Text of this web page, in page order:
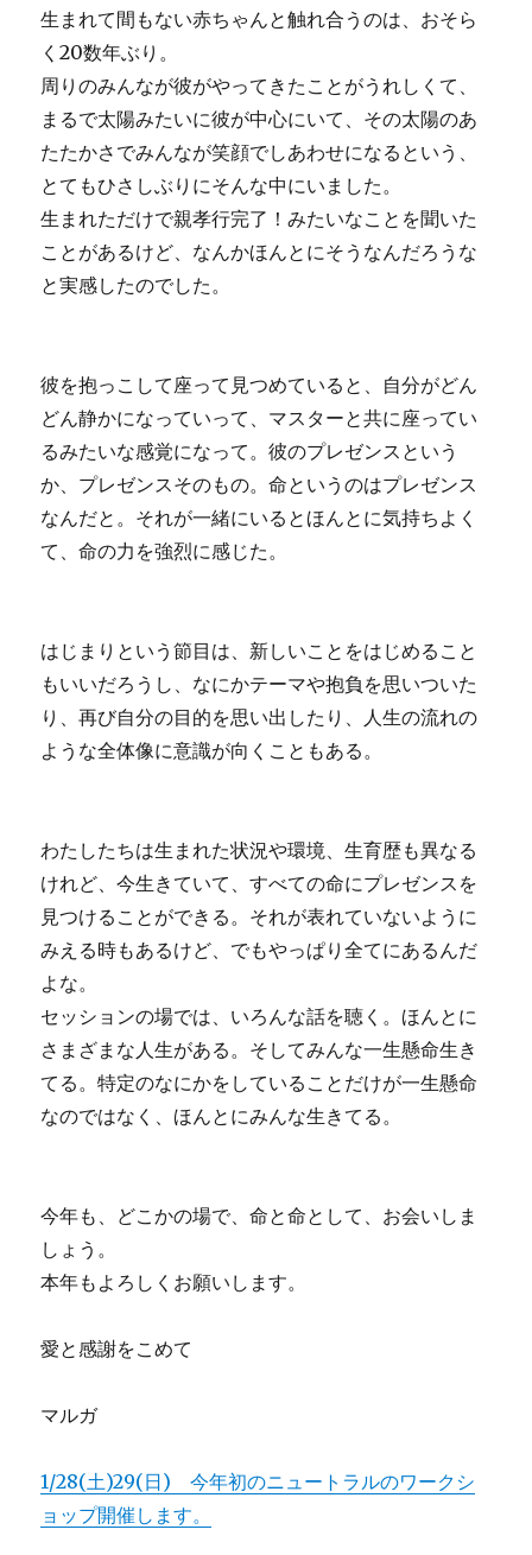
生まれて間もない赤ちゃんと触れ合うのは、おそら
く20数年ぶり。
周りのみんなが彼がやってきたことがうれしくて、
まるで太陽みたいに彼が中心にいて、その太陽のあ
たたかさでみんなが笑顔でしあわせになるという、
とてもひさしぶりにそんな中にいました。
生まれただけで親孝行完了！みたいなことを聞いた
ことがあるけど、なんかほんとにそうなんだろうな
と実感したのでした。
彼を抱っこして座って見つめていると、自分がどん
どん静かになっていって、マスターと共に座ってい
るみたいな感覚になって。彼のプレゼンスという
か、プレゼンスそのもの。命というのはプレゼンス
なんだと。それが一緒にいるとほんとに気持ちよく
て、命の力を強烈に感じた。
はじまりという節目は、新しいことをはじめること
もいいだろうし、なにかテーマや抱負を思いついた
り、再び自分の目的を思い出したり、人生の流れの
ような全体像に意識が向くこともある。
わたしたちは生まれた状況や環境、生育歴も異なる
けれど、今生きていて、すべての命にプレゼンスを
見つけることができる。それが表れていないように
みえる時もあるけど、でもやっぱり全てにあるんだ
よな。
セッションの場では、いろんな話を聴く。ほんとに
さまざまな人生がある。そしてみんな一生懸命生き
てる。特定のなにかをしていることだけが一生懸命
なのではなく、ほんとにみんな生きてる。
今年も、どこかの場で、命と命として、お会いしま
しょう。
本年もよろしくお願いします。
愛と感謝をこめて
マルガ
1/28(土)29(日) 今年初のニュートラルのワークシ
ョップ開催します。